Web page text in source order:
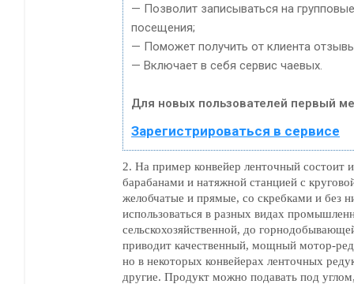
— Позволит записываться на
посещения;
— Поможет получить от клиента
— Включает в себя сервис чаевых.
Для новых пользователей первый
Зарегистрироваться в сервисе
2. На пример конвейер ленточный состоит
барабанами и натяжной станцией с
желобчатые и прямые, со скребками и без
использоваться в разных видах
сельскохозяйственной, до
приводит качественный, мощный мотор-
но в некоторых конвейерах ленточных
другие. Продукт можно подавать под